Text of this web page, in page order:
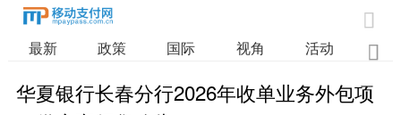

最新 政策 国际 视角 活动 业

华夏银行长春分行2026年收单业务外包项